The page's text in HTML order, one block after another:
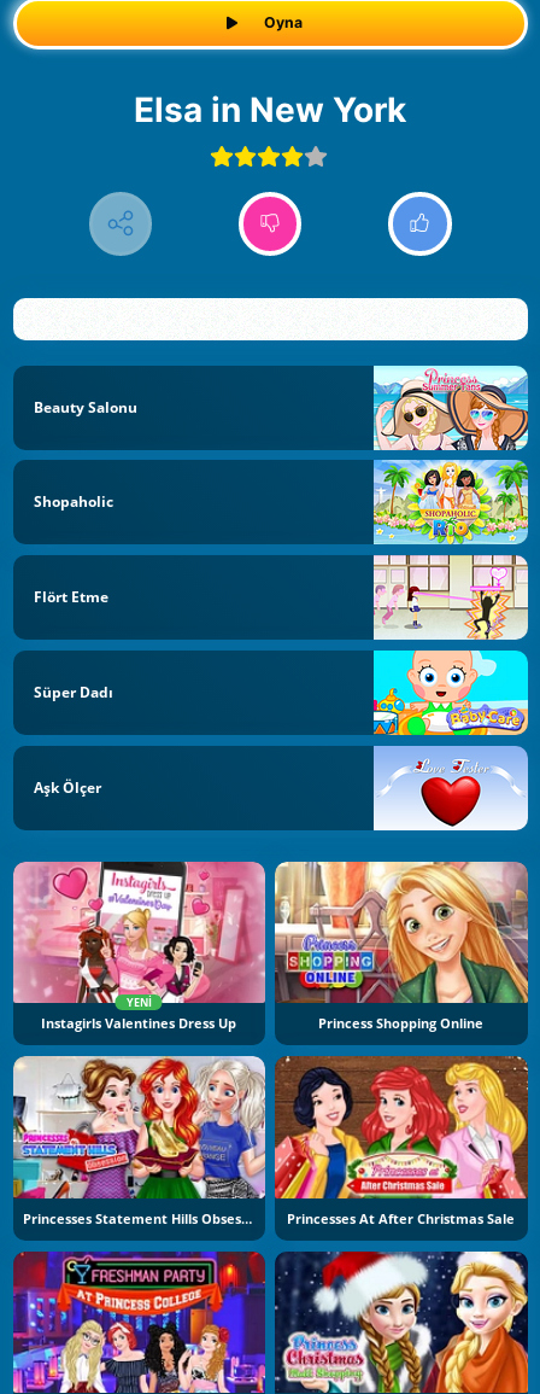
Oyna
Elsa in New York
Beauty Salonu
Shopaholic
Flört Etme
Süper Dadı
Aşk Ölçer
YENI
Instagirls Valentines Dress Up Princess Shopping Online
Princesses Statement Hills Obsession Princesses At After Christmas Sale